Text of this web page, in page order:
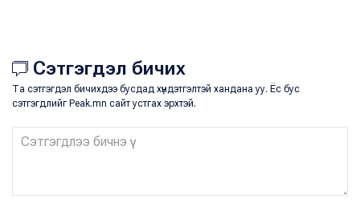
Сэтгэгдэл бичих
Та сэтгэгдэл бичихдээ бусдад хүндэтгэлтэй хандана уу. Ёс бус
сэтгэгдлийг Peak.mn сайт устгах эрхтэй.